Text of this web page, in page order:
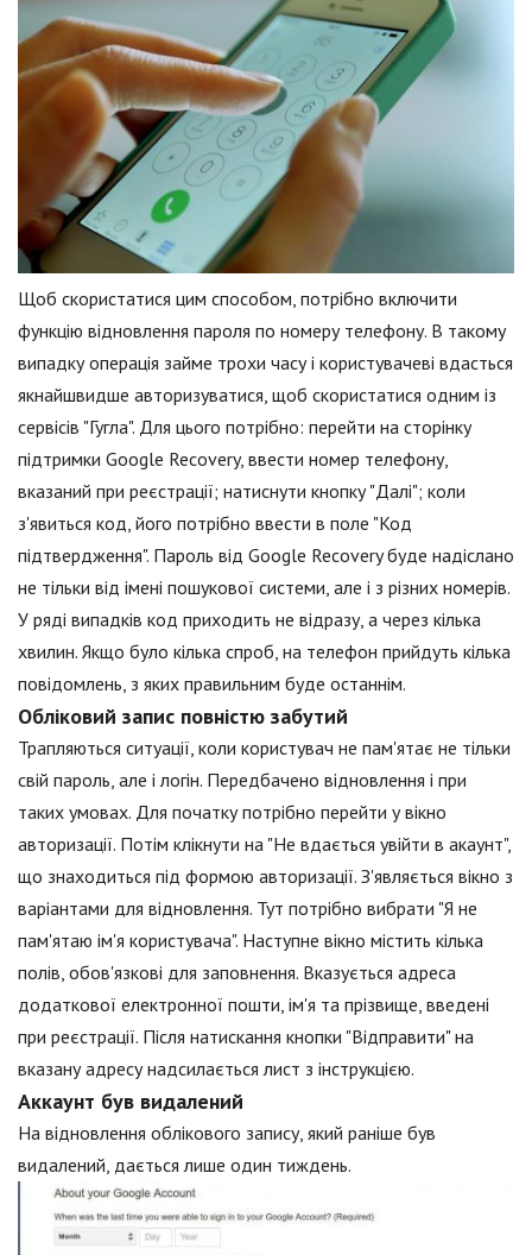
Щоб скористатися цим способом, потрібно включити
функцію відновлення пароля по номеру телефону. В такому
випадку операція займе трохи часу і користувачеві вдасться
якнайшвидше авторизуватися, щоб скористатися одним із
сервісів "Гугла". Для цього потрібно: перейти на сторінку
підтримки Google Recovery, ввести номер телефону,
вказаний при реєстрації; натиснути кнопку "Далі"; коли
з'явиться код, його потрібно ввести в поле "Код
підтвердження". Пароль від Google Recovery буде надіслано
не тільки від імені пошукової системи, але і з різних номерів.
У ряді випадків код приходить не відразу, а через кілька
хвилин. Якщо було кілька спроб, на телефон прийдуть кілька
повідомлень, з яких правильним буде останнім.
Обліковий запис повністю забутий
Трапляються ситуації, коли користувач не пам'ятає не тільки
свій пароль, але і логін. Передбачено відновлення і при
таких умовах. Для початку потрібно перейти у вікно
авторизації. Потім клікнути на "Не вдається увійти в акаунт",
що знаходиться під формою авторизації. З'являється вікно з
варіантами для відновлення. Тут потрібно вибрати "Я не
пам'ятаю ім'я користувача". Наступне вікно містить кілька
полів, обов'язкові для заповнення. Вказується адреса
додаткової електронної пошти, ім'я та прізвище, введені
при реєстрації. Після натискання кнопки "Відправити" на
вказану адресу надсилається лист з інструкцією.
Аккаунт був видалений
На відновлення облікового запису, який раніше був
видалений, дається лише один тиждень.